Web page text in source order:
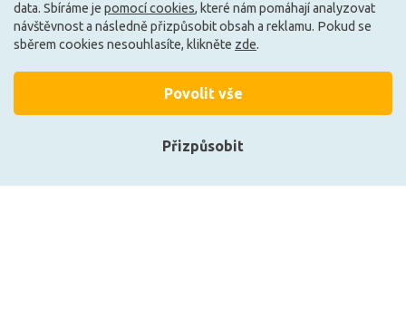
Může být u Vás 19. 8.
+420 727 800 069
Po-Pá 9:30 - 11:30, 12:30 - 16:00
data. Sbíráme je pomocí cookies, které nám pomáhají analyzovat
návštěvnost a následně přizpůsobit obsah a reklamu. Pokud se
sběrem cookies nesouhlasíte, klikněte zde.
Přizpůsobit
Povolit vše